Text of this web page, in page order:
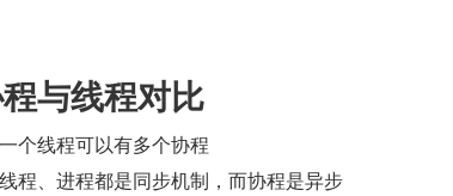
与线程对比
一个线程可以有多个协程
线程、进程都是同步机制，而协程是异步